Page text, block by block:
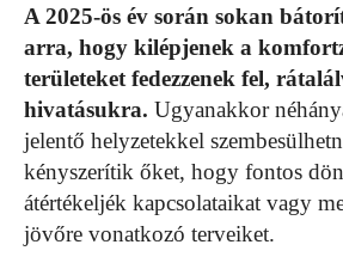
A 2025-ös év során sokan
arra, hogy kilépjenek a
területeket fedezzenek fel,
hivatásukra. Ugyanakkor
jelentő helyzetekkel
kényszerítik őket, hogy fontos
átértékeljék kapcsolataikat vagy
jövőre vonatkozó terveiket.